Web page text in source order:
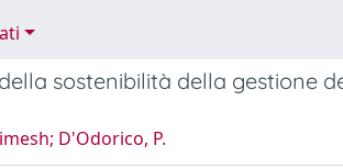
sostenibilità della gestione
D'Odorico, P.